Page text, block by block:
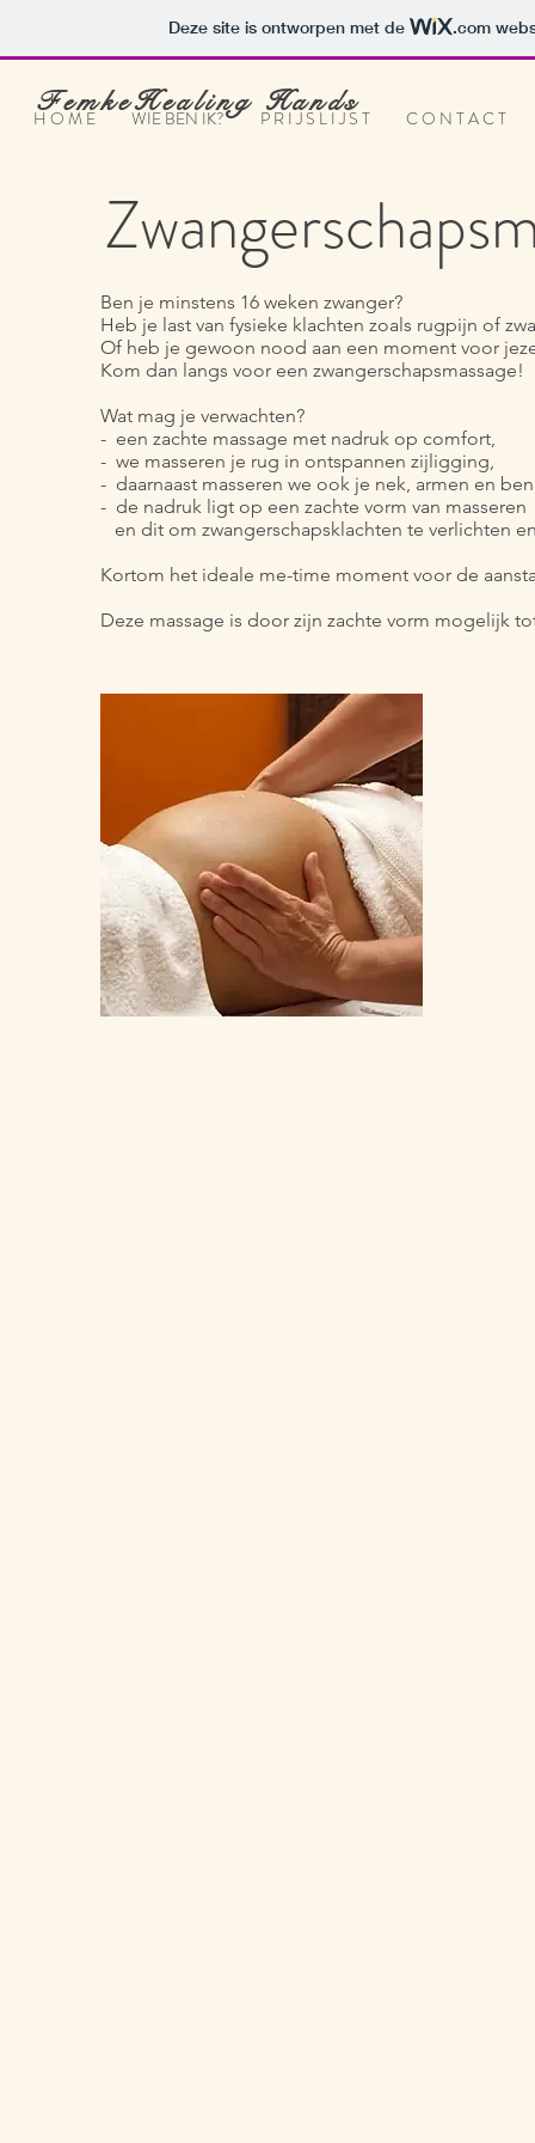
Deze site is ontworpen met de .com
FemkeHealing Hands
H O M E WIE BEN IK? P R I J S L I J S T C O N T A C T
Ben je minstens 16 weken zwanger?
Heb je last van fysieke klachten zoals rugpijn of
Of heb je gewoon nood aan een moment voor
Kom dan langs voor een zwangerschapsmassage!
Wat mag je verwachten?
- een zachte massage met nadruk op comfort,
- we masseren je rug in ontspannen zijligging,
- daarnaast masseren we ook je nek, armen en
- de nadruk ligt op een zachte vorm van masseren
en dit om zwangerschapsklachten te verlichten
Kortom het ideale me-time moment voor de
Deze massage is door zijn zachte vorm mogelijk